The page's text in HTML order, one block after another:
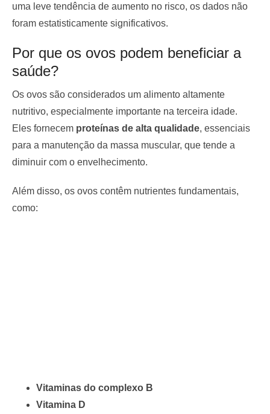
uma leve tendência de aumento no risco, os dados não
foram estatisticamente significativos.
Por que os ovos podem beneficiar a
saúde?
Os ovos são considerados um alimento altamente
nutritivo, especialmente importante na terceira idade.
Eles fornecem proteínas de alta qualidade, essenciais
para a manutenção da massa muscular, que tende a
diminuir com o envelhecimento.
Além disso, os ovos contêm nutrientes fundamentais,
como:
Vitaminas do complexo B
Vitamina D